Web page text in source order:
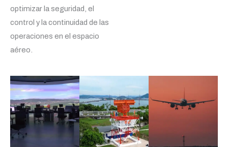
optimizar la seguridad, el
control y la continuidad de las
operaciones en el espacio
aéreo.